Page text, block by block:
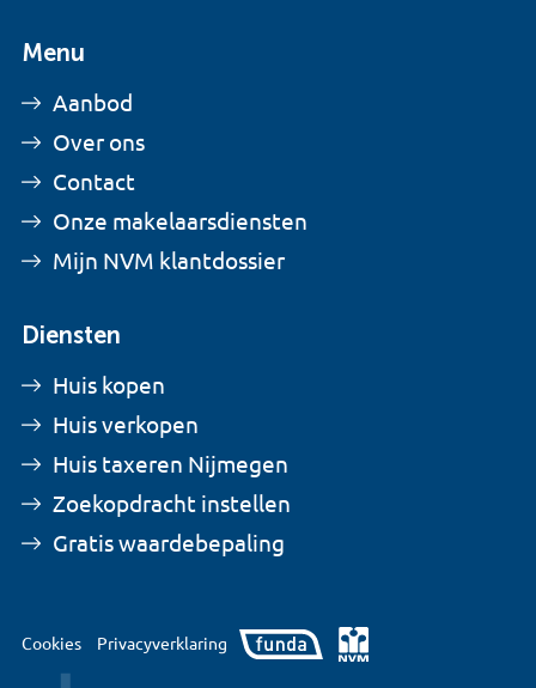
Menu
Aanbod
Over ons
Contact
Onze makelaarsdiensten
Mijn NVM klantdossier
Diensten
Huis kopen
Huis verkopen
Huis taxeren Nijmegen
Zoekopdracht instellen
Gratis waardebepaling
Cookies Privacyverklaring